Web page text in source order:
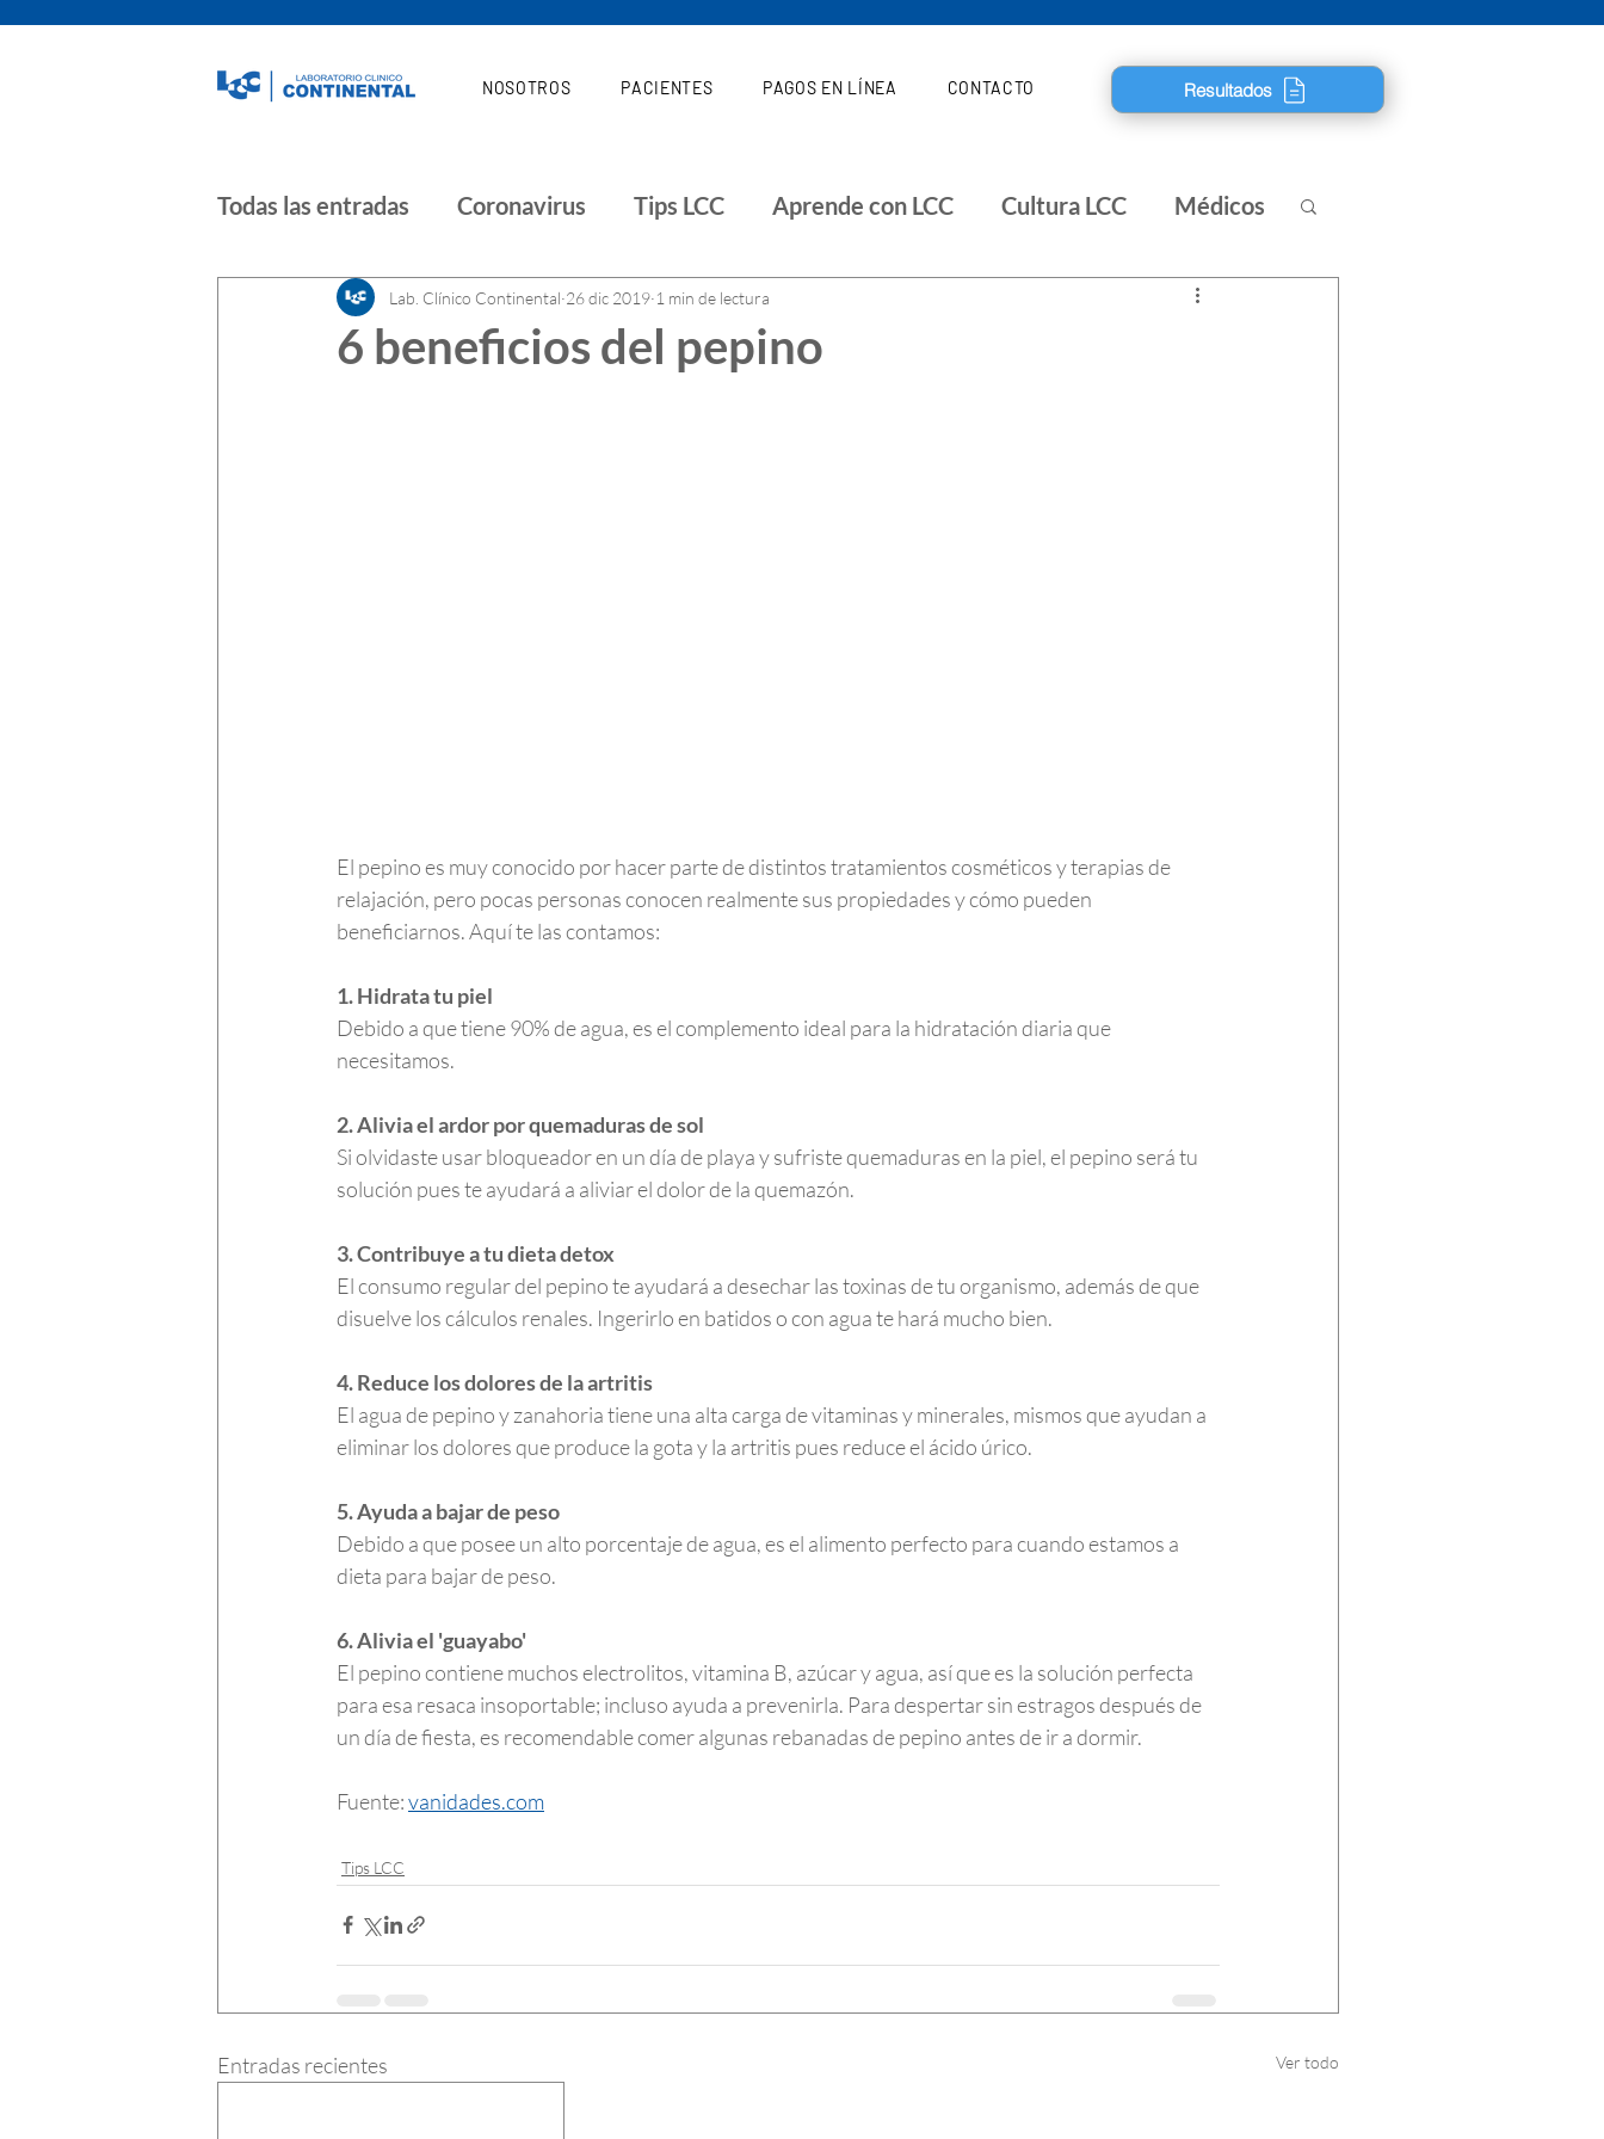
NOSOTROS PACIENTES PAGOS EN LÍNEA CONTACTO Resultados
Todas las entradas Coronavirus Tips LCC Aprende con LCC Cultura LCC Médicos
Noticias | COVID 19 Investigaciones Salud
6 beneficios del pepino
Lab. Clínico Continental 26 dic 2019 1 min de lectura
El pepino es muy conocido por hacer parte de distintos tratamientos cosméticos y terapias de
relajación, pero pocas personas conocen realmente sus propiedades y cómo pueden
beneficiarnos. Aquí te las contamos:
1. Hidrata tu piel
Debido a que tiene 90% de agua, es el complemento ideal para la hidratación diaria que
necesitamos.
2. Alivia el ardor por quemaduras de sol
Si olvidaste usar bloqueador en un día de playa y sufriste quemaduras en la piel, el pepino será tu
solución pues te ayudará a aliviar el dolor de la quemazón.
3. Contribuye a tu dieta detox
El consumo regular del pepino te ayudará a desechar las toxinas de tu organismo, además de que
disuelve los cálculos renales. Ingerirlo en batidos o con agua te hará mucho bien.
4. Reduce los dolores de la artritis
El agua de pepino y zanahoria tiene una alta carga de vitaminas y minerales, mismos que ayudan a
eliminar los dolores que produce la gota y la artritis pues reduce el ácido úrico.
5. Ayuda a bajar de peso
Debido a que posee un alto porcentaje de agua, es el alimento perfecto para cuando estamos a
dieta para bajar de peso.
6. Alivia el 'guayabo'
El pepino contiene muchos electrolitos, vitamina B, azúcar y agua, así que es la solución perfecta
para esa resaca insoportable; incluso ayuda a prevenirla. Para despertar sin estragos después de
un día de fiesta, es recomendable comer algunas rebanadas de pepino antes de ir a dormir.
Fuente: vanidades.com
Tips LCC
Entradas recientes Ver todo